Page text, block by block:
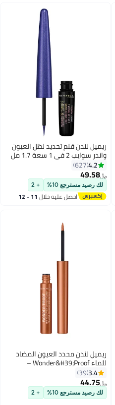
7
ريميل لندن قلم تحديد لظل العيون
واندر سوايب 2 في 1 سعة 1.7 مل
010 كول إيه إف4.2
627
﷼‏49.58
لك رصيد مسترجع 10% + 2
احصل عليه خلال 11 - 12
6
ريميل لندن محدد العيون المضاد
للماء Wonder&#39;Proof –
3.4
39
﷼‏44.75
لك رصيد مسترجع 10% + 2